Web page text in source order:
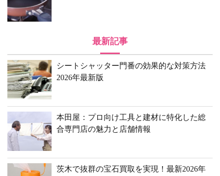
最新記事
シートシャッター門番の効果的な対策方法
2026年最新版
本田屋：プロ向け工具と建材に特化した総
合専門店の魅力と店舗情報
茨木で抜群の宝石買取を実現！最新2026年